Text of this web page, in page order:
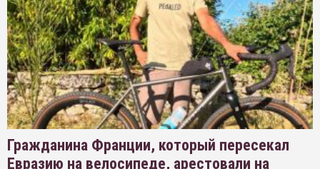
Гражданина Франции, который пересекал
Евразию на велосипеде, арестовали на